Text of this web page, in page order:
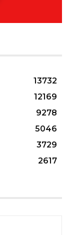
13732
12169
9278
5046
3729
2617